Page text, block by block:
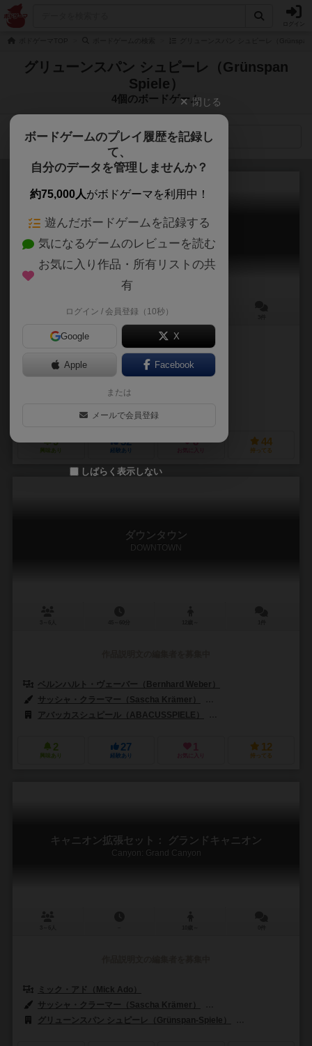
グリューンスパン シュピーレ（Grünspan
Spiele）
4個のボードゲーム
検索メニュー
アンドロメダ
Andromeda
60分前後
作品説明文の編集者を募集中
アラン・ムーン（Alan R. Moon）
ドリス・マテーウス（Doris Matthäus）
999ゲームズ（999 Games）
9
興味あり
52
経験あり
8 44
持ってる
ダウンタウン
DOWNTOWN
ベルンハルト・ヴェーバー（Bernhard Weber）
サッシャ・クラーマー（Sascha Krämer）
アバッカスシュピール（ABACUSSPIELE）
2
興味あり
27
経験あり
1
お気に入り
12
持ってる
キャニオン拡張セット： グランドキャニオン
Canyon: Grand Canyon
ミック・アド（Mick Ado）
サッシャ・クラーマー（Sascha Krämer）
グリューンスパン シュピーレ（Grünspan-Spiele）
閉じる
ボードゲームのプレイ履歴を記録し
て、
自分のデータを管理しませんか？
約75,000人がボドゲーマを利用中！
遊んだボードゲームを記録する
気になるゲームのレビューを読む
お気に入り作品・所有リストの共
有
ログイン / 会員登録（10秒）
Google X
Apple Facebook
または
メールで会員登録
しばらく表示しない